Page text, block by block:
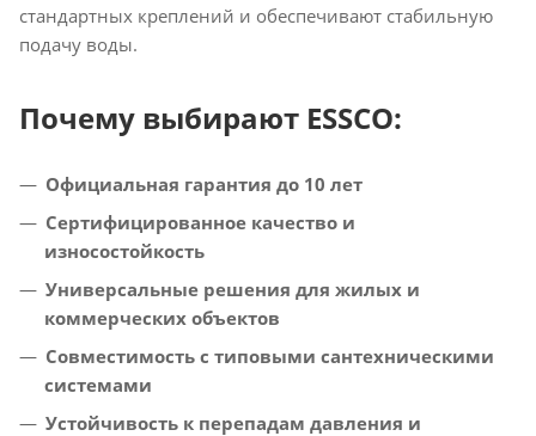
стандартных креплений и обеспечивают стабильную
подачу воды.
Почему выбирают ESSCO:
Официальная гарантия до 10 лет
Сертифицированное качество и
износостойкость
Универсальные решения для жилых и
коммерческих объектов
Совместимость с типовыми сантехническими
системами
Устойчивость к перепадам давления и